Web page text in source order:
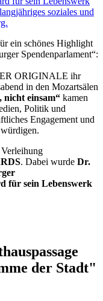
ein schönes Highlight
Spendenparlament“:
ORIGINALE ihr
in den Mozartsälen
nicht einsam“ kamen
Politik und
Engagement und
. Dabei wurde Dr.
für sein Lebenswerk
der Stadt"